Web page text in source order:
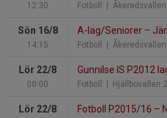
12:30 Fotboll |
Sön 16/8
14:15
A-lag/Seniorer –
Fotboll |
Lör 22/8
00:00
Gunnilse IS P2012
Fotboll | Hjällbovallen
Lör 22/8 Fotboll P2015/16 –